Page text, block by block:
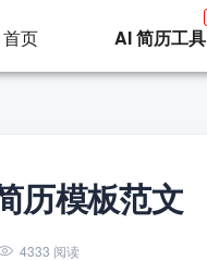
首页 AI 简历工具
历模板范文
4333 阅读